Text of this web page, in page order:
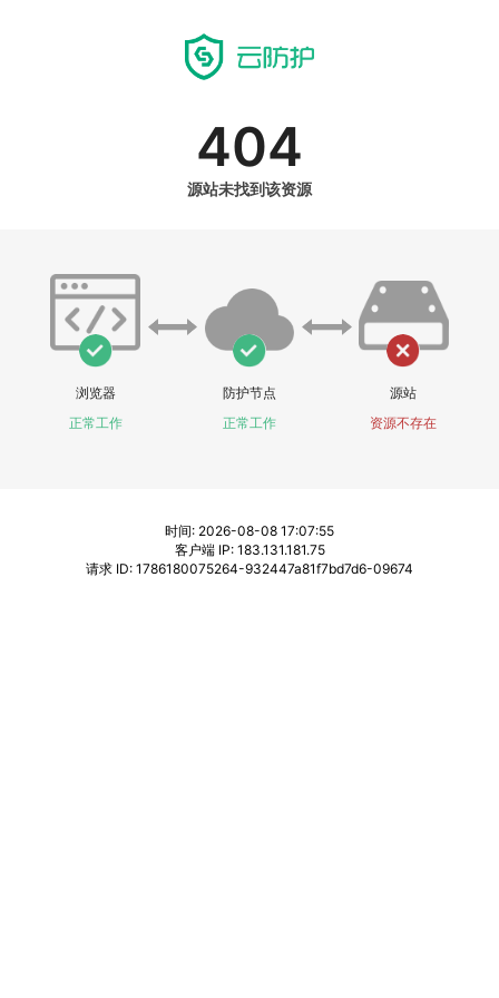
404
源站未找到该资源
浏览器
正常工作
防护节点
正常工作
源站
资源不存在
时间: 2026-08-08 17:07:55
客户端 IP: 183.131.181.75
请求 ID: 1786180075264-932447a81f7bd7d6-09674